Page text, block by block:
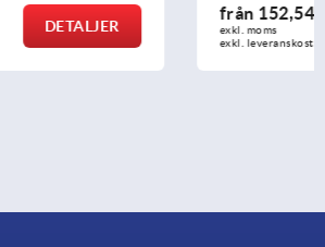
från
exkl. moms
exkl. leveranskostnader
DETALJER